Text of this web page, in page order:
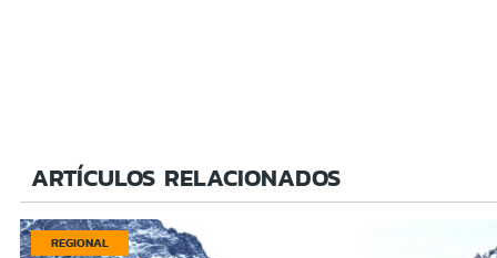
ARTÍCULOS RELACIONADOS
REGIONAL